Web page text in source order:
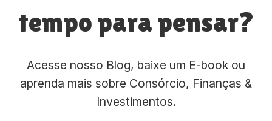
tempo para pensar?
Acesse nosso Blog, baixe um E-book ou
aprenda mais sobre Consórcio, Finanças &
Investimentos.